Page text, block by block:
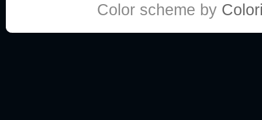
Color scheme by